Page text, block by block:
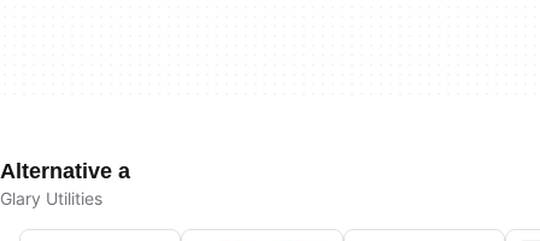
Alternative a
Glary Utilities